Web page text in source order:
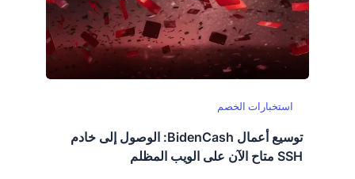
استخبارات الخصم
توسيع أعمال BidenCash: الوصول إلى خادم
SSH متاح الآن على الويب المظلم